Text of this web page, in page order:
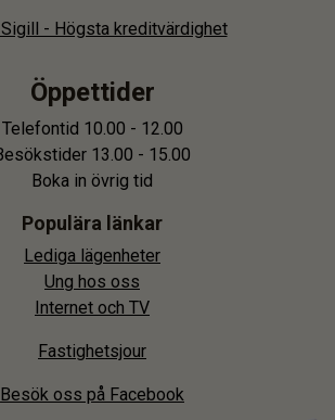
Öppettider
Telefontid 10.00 - 12.00
13.00 - 15.00
Boka in övrig tid
Populära länkar
Lediga lägenheter
Ung hos oss
Internet och TV
Fastighetsjour
Besök oss på Facebook